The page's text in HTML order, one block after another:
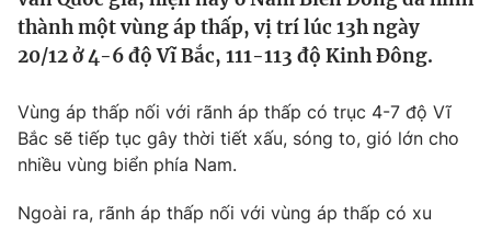
Thế giới
Tin tức
Thế giới đó đây
Câu chuyện quốc tế
Kinh tế
Tài chính
Thị trường
Góc doanh nghiệp
Dữ liệu và đời sống
Truyền hình
thành một vùng áp thấp, vị trí lúc 13h ngày
20/12 ở 4-6 độ Vĩ Bắc, 111-113 độ Kinh Đông.
Vùng áp thấp nối với rãnh áp thấp có trục 4-7 độ Vĩ
Bắc sẽ tiếp tục gây thời tiết xấu, sóng to, gió lớn cho
nhiều vùng biển phía Nam.
Ngoài ra, rãnh áp thấp nối với vùng áp thấp có xu